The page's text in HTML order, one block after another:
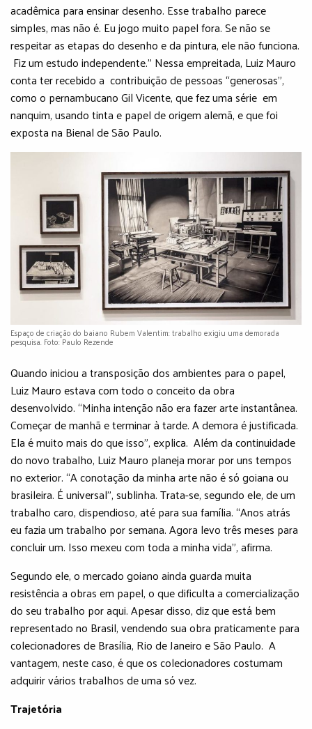
acadêmica para ensinar desenho. Esse trabalho parece
simples, mas não é. Eu jogo muito papel fora. Se não se
respeitar as etapas do desenho e da pintura, ele não funciona.
Fiz um estudo independente.” Nessa empreitada, Luiz Mauro
conta ter recebido a contribuição de pessoas “generosas”,
como o pernambucano Gil Vicente, que fez uma série em
nanquim, usando tinta e papel de origem alemã, e que foi
exposta na Bienal de São Paulo.
Espaço de criação do baiano Rubem Valentim: trabalho exigiu uma demorada
pesquisa. Foto: Paulo Rezende
Quando iniciou a transposição dos ambientes para o papel,
Luiz Mauro estava com todo o conceito da obra
desenvolvido. “Minha intenção não era fazer arte instantânea.
Começar de manhã e terminar à tarde. A demora é justificada.
Ela é muito mais do que isso”, explica. Além da continuidade
do novo trabalho, Luiz Mauro planeja morar por uns tempos
no exterior. “A conotação da minha arte não é só goiana ou
brasileira. É universal”, sublinha. Trata-se, segundo ele, de um
trabalho caro, dispendioso, até para sua família. “Anos atrás
eu fazia um trabalho por semana. Agora levo três meses para
concluir um. Isso mexeu com toda a minha vida”, afirma.
Segundo ele, o mercado goiano ainda guarda muita
resistência a obras em papel, o que dificulta a comercialização
do seu trabalho por aqui. Apesar disso, diz que está bem
representado no Brasil, vendendo sua obra praticamente para
colecionadores de Brasília, Rio de Janeiro e São Paulo. A
vantagem, neste caso, é que os colecionadores costumam
adquirir vários trabalhos de uma só vez.
Trajetória